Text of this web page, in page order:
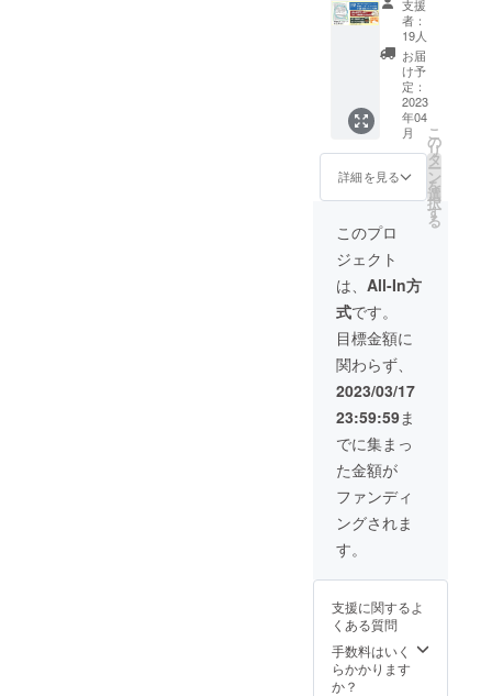
身（都
道府
県）
は、備
考欄に
記入し
てくだ
さい。
※掲載す
るお名
りま
メッ
セージ
に、他
人、他
団体を
誹謗中
傷する
や、著
作権を
侵害す
るも
の、虚
偽の内
容な
員会が
不適当
とみな
した内
容は、
お断り
ブック
（164頁
予定）5
冊にお
礼状を
添えて
お届け
いたし
ます。
●ガイド
する飲
食店
（約50
店）で
使える
プレミ
アム商
品券
15,000
円分
（2023
年9月末
まで有
効）を
ご提供
しま
す。 ※
掲載す
セージ
（30文
字ま
で）、
お名
前、フ
セー
ジ」企
画頁
に、平
和の
メッ
セージ
（30文
字ま
で）、
お名
前、出
身（英
訳付
き）を
掲載。
●G7広
島サ
ミット
ガイド
ブック
（150頁
予定）
10冊に
お礼状
を添え
てお届
けいた
しま
す。 ●
に掲載
食店
（約50
店）で
使える
プレミ
支援
者：
19人
お届
け予
定：
2023
年04
月
詳細を見る
こ
の
リ
タ
ー
ン
を
選
択
す
る
このプロ
ジェクト
は、 All-In方
式です。
目標金額に
関わらず、
2023/03/17
23:59:59ま
でに集まっ
た金額が
ファンディ
ングされま
す。
支援に関するよ
くある質問
手数料はいく
らかかります
か？